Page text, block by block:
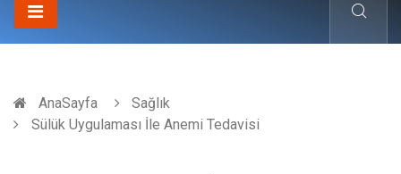
AnaSayfa
Sağlık
Sülük Uygulaması İle Anemi Tedavisi